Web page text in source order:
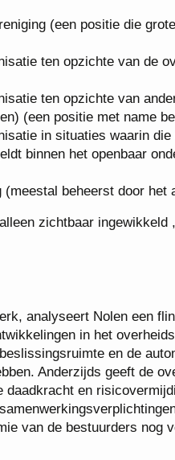
(een positie die
ten opzichte van de
ten opzichte van
(een positie met name
in situaties waarin
binnen het openbaar
beheerst door het
zichtbaar ingewikkeld
analyseert Nolen een
in het
en de
Anderzijds geeft de
en
van de bestuurders nog